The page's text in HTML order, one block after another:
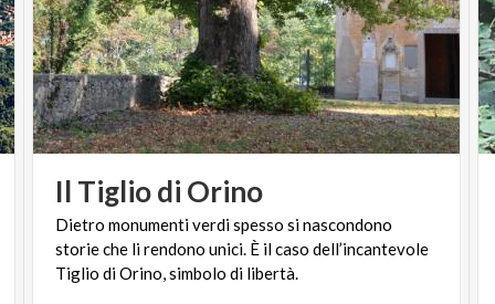
Il Tigliodi Orino
Dietro monumenti verdi spesso si nascondono
storie che li rendono unici. È il caso dell’incantevole
Tiglio di Orino, simbolo di libertà.